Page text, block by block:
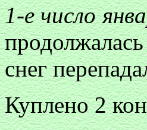
1-е число
снег
Куплено 2